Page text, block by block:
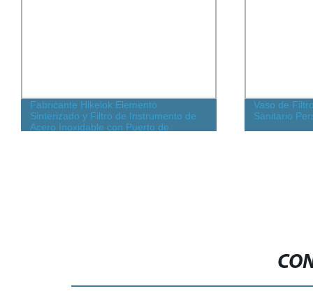
Fabricante Hikelok Elemento
Sinterizado y Filtro de Instrumento de
Acero Inoxidable con Puerto de
Vaso de
Sanitario